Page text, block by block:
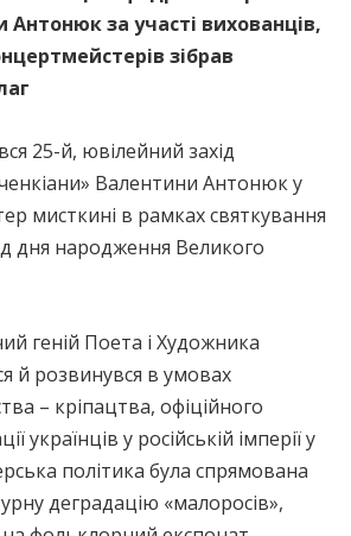
Антонюк за участі вихованців,
зібрав
25-й, ювілейний захід
Валентини Антонюк у
мисткині в рамках святкування
дня народження Великого
геній Поета і Художника
й розвинувся в умовах
– кріпацтва, офіційного
українців у російській імперії у
політика була спрямована
деградацію «малоросів»,